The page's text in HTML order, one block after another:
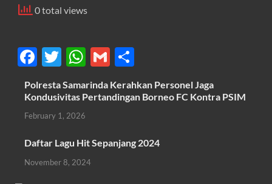
0 total views
F
ac
e
b
o
o
k
T
w
itt
er
W
h
at
A
p
p
G
m
ail
h
ar
Polresta Samarinda Kerahkan Personel Jaga
Kondusivitas Pertandingan Borneo FC Kontra PSIM
February 1, 2026
Daftar Lagu Hit Sepanjang 2024
November 8, 2024